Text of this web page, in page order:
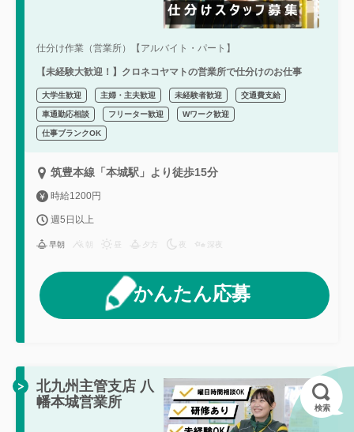
仕分け作業（営業所）【アルバイト・パート】
【未経験大歓迎！】クロネコヤマトの営業所で仕分けのお仕事
大学生歓迎 主婦・主夫歓迎 未経験者歓迎 交通費支給
車通勤応相談 フリーター歓迎 Wワーク歓迎
仕事ブランクOK
筑豊本線「本城駅」より徒歩15分
時給1200円
週5日以上
早朝 夕方 夜 深夜
かんたん応募
北九州主管支店 八
幡本城営業所
検索